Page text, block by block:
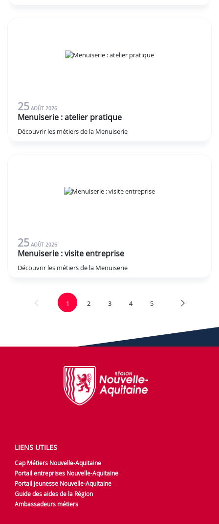
25 AOÛT 2026
Menuiserie : atelier pratique
Découvrir les métiers de la Menuiserie
25 AOÛT 2026
Menuiserie : visite entreprise
Découvrir les métiers de la Menuiserie
1 2 3 4 5
LIENS UTILES
Cap Métiers Nouvelle-Aquitaine
Portail entreprises Nouvelle-Aquitaine
Portail jeunesse Nouvelle-Aquitaine
Guide des aides de la Région
Ambassadeurs métiers